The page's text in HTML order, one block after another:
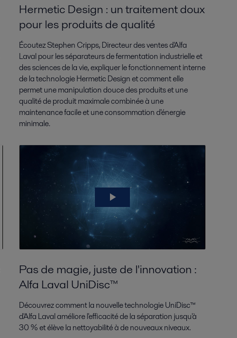
Hermetic Design : un traitement doux
pour les produits de qualité
Écoutez Stephen Cripps, Directeur des ventes d'Alfa
Laval pour les séparateurs de fermentation industrielle et
des sciences de la vie, expliquer le fonctionnement interne
de la technologie Hermetic Design et comment elle
permet une manipulation douce des produits et une
qualité de produit maximale combinée à une
maintenance facile et une consommation d'énergie
minimale.
Pas de magie, juste de l'innovation :
Alfa Laval UniDisc™
Découvrez comment la nouvelle technologie UniDisc™
d'Alfa Laval améliore l'efficacité de la séparation jusqu'à
30 % et élève la nettoyabilité à de nouveaux niveaux.